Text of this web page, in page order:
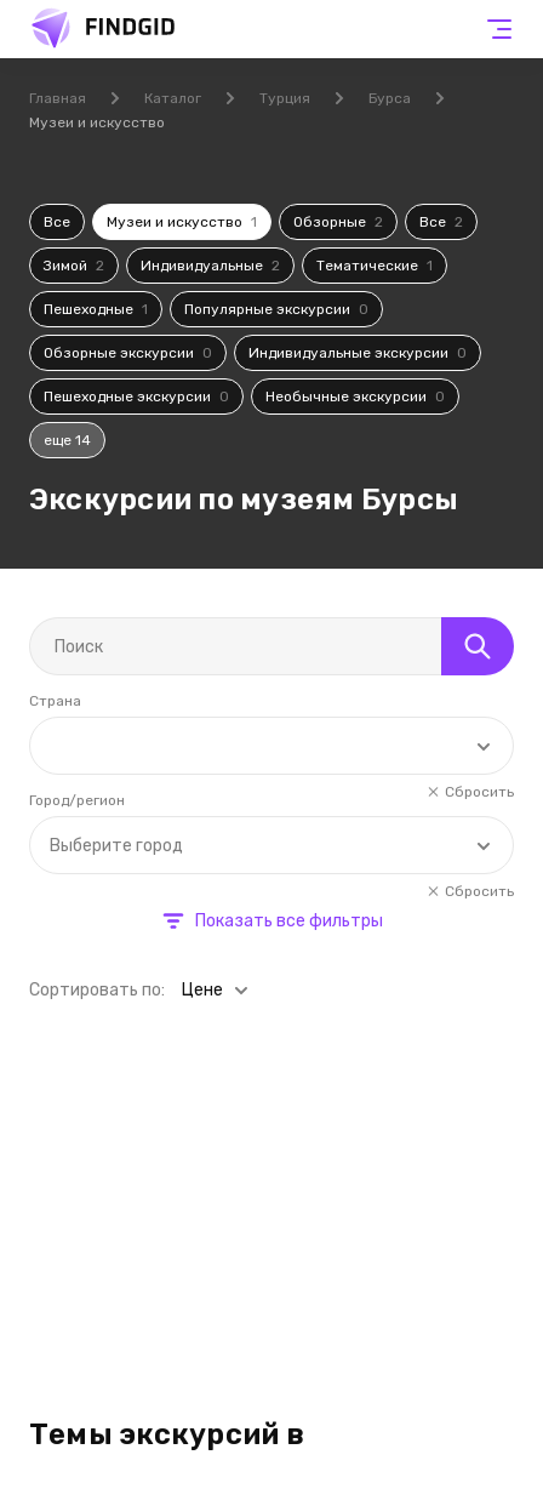
Главная Каталог Турция
Бурса
Музеи и искусство
Все Музеи и искусство 1 Обзорные 2 Все 2
Зимой 2 Индивидуальные 2 Тематические 1
Пешеходные 1 Популярные экскурсии 0
Обзорные экскурсии 0 Индивидуальные экскурсии 0
Пешеходные экскурсии 0 Необычные экскурсии 0
еще 14
Экскурсии по музеям Бурсы
Страна
Сбросить
Выберите город
Город/регион
Сбросить
Показать все фильтры
Cортировать по: Цене
Темы экскурсий в